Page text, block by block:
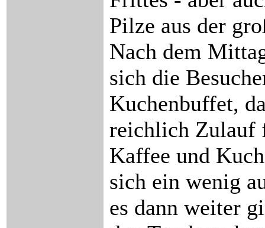
Pilze aus der
Nach dem
sich die
Kuchenbuffet,
reichlich Zulauf
Kaffee und
sich ein wenig
es dann weiter